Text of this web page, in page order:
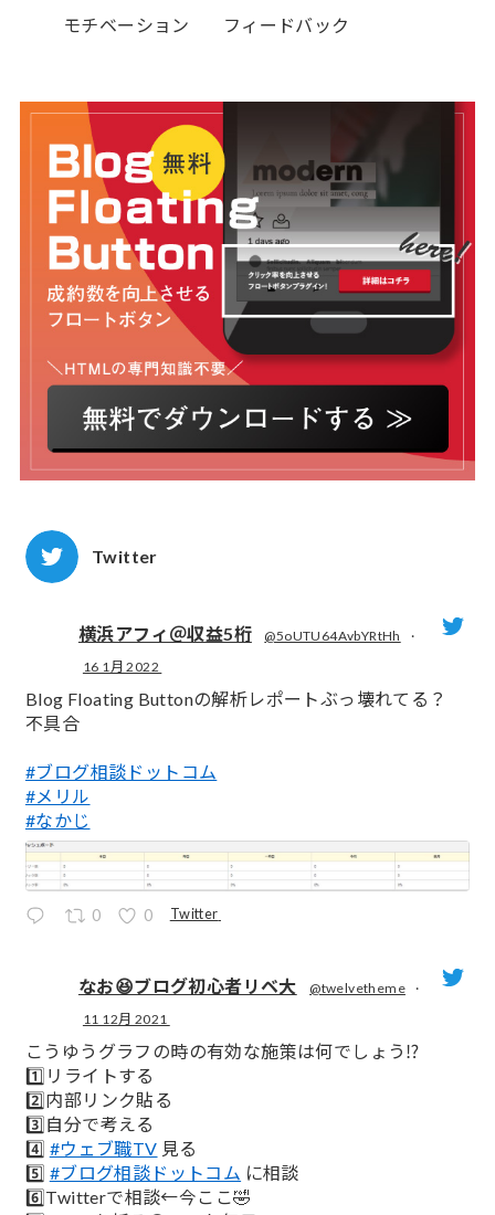
モチベーション フィードバック
Twitter
横浜アフィ＠収益5桁 @5oUTU64AvbYRtHh
·
16 1月 2022
Blog Floating Buttonの解析レポートぶっ壊れてる？
不具合
#ブログ相談ドットコム
#メリル
#なかじ
0 0 Twitter
なお😆ブログ初心者リベ大 @twelvetheme
·
11 12月 2021
こうゆうグラフの時の有効な施策は何でしょう⁉️
1️⃣リライトする
2️⃣内部リンク貼る
3️⃣自分で考える
4️⃣ #ウェブ職TV 見る
5️⃣ #ブログ相談ドットコム に相談
6️⃣Twitterで相談←今ここ🤣